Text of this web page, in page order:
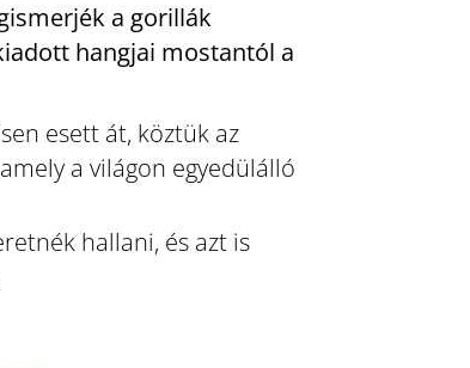
a gorillák
hangjai mostantól a
esett át, köztük az
a világon egyedülálló
hallani, és azt is